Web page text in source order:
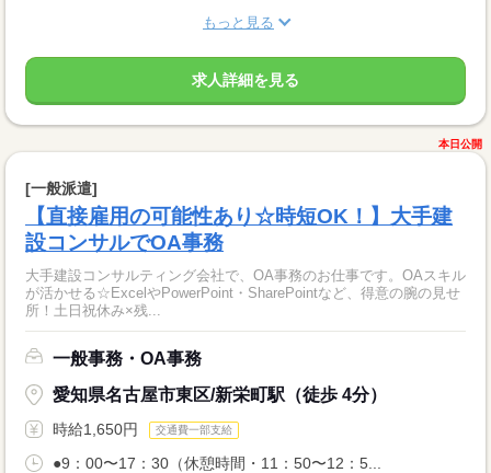
もっと見る
求人詳細を見る
本日公開
[一般派遣]
【直接雇用の可能性あり☆時短OK！】大手建
設コンサルでOA事務
大手建設コンサルティング会社で、OA事務のお仕事です。OAスキル
が活かせる☆ExcelやPowerPoint・SharePointなど、得意の腕の見せ
所！土日祝休み×残...
一般事務・OA事務
愛知県名古屋市東区/新栄町駅（徒歩 4分）
時給1,650円 交通費一部支給
●9：00〜17：30（休憩時間・11：50〜12：5...